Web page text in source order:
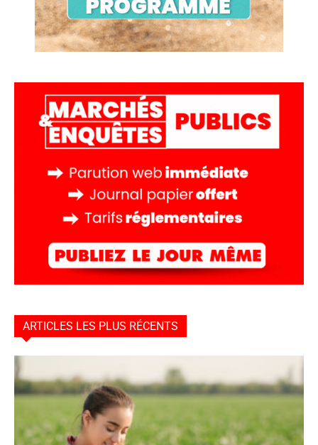
ARTICLES LES PLUS RÉCENTS